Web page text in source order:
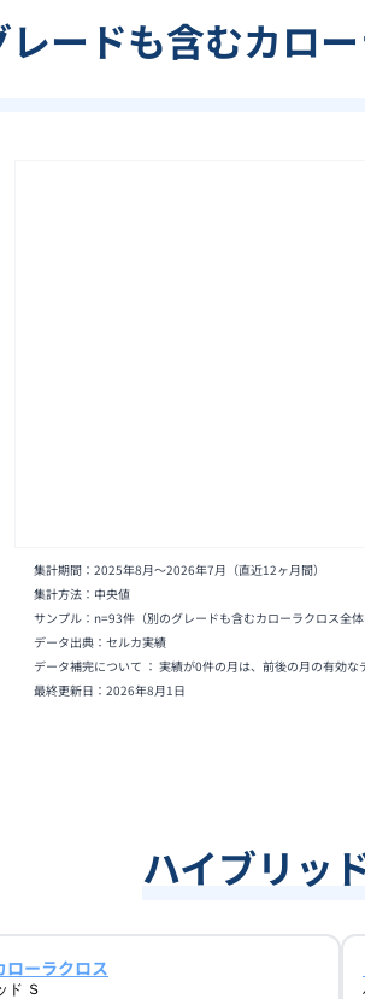
レードも含むカロ
集計期間： 2025年8月〜2026年7月 （直近12ヶ月間）
集計方法：中央値
サンプル：n=93件 （別のグレードも含むカローラクロス全
データ出典：セルカ実績
データ補完について ： 実績が0件の月は、前後の月の有効
最終更新日： 2026年8月1日
ハイブリッ
ローラクロス
ド Ｓ